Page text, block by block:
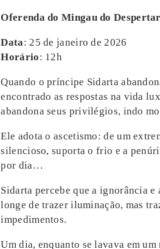
Oferenda do Mingau do
Data: 25 de janeiro de 2026
Horário: 12h
Quando o príncipe Sidarta
encontrado as respostas na vida
abandona seus privilégios, indo
Ele adota o ascetismo: de um
silencioso, suporta o frio e a
por dia…
Sidarta percebe que a ignorância e
longe de trazer iluminação, mas
impedimentos.
Um dia, enquanto se lavava em